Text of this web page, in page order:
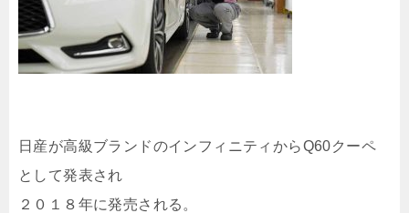
日産が高級ブランドのインフィニティからQ60クーペ
として発表され
２０１８年に発売される。